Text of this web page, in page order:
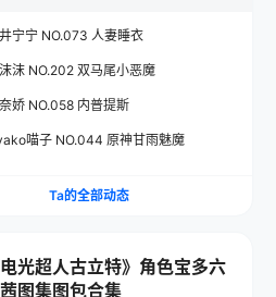
宁宁 NO.073 人妻睡衣
沫 NO.202 双马尾小恶魔
娇 NO.058 内普提斯
喵子 NO.044 原神甘雨魅魔
Ta的全部动态
光超人古立特》角色宝多六
图集图包合集